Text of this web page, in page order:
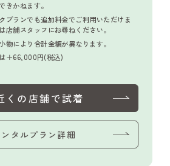
きかねます。
プランでも追加料金でご利用いただけま
店舗スタッフにお尋ねください。
物により合計金額が異なります。
は＋66,000円(税込)
くの店舗で試着
ンタルプラン詳細